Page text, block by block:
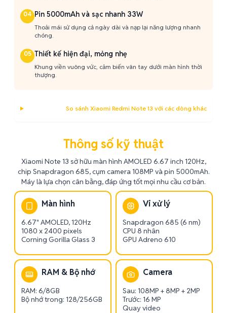
04 Pin 5000mAh và sạc nhanh 33W
Thoải mái sử dụng cả ngày dài và nạp lại năng lượng nhanh
chóng.
05 Thiết kế hiện đại, mỏng nhẹ
Khung viền vuông vức, cảm biến vân tay dưới màn hình thời
thượng.
So sánh Xiaomi Redmi Note 13 với các dòng khác
Thông số kỹ thuật
Xiaomi Note 13 sở hữu màn hình AMOLED 6.67 inch 120Hz,
chip Snapdragon 685, cụm camera 108MP và pin 5000mAh.
Máy là lựa chọn cân bằng, đáp ứng tốt mọi nhu cầu cơ bản.
Màn hình
6.67" AMOLED, 120Hz
1080 x 2400 pixels
Corning Gorilla Glass 3
Vi xử lý
Snapdragon 685 (6 nm)
CPU 8 nhân
GPU Adreno 610
RAM & Bộ nhớ
RAM: 6/8GB
Bộ nhớ trong: 128/256GB
Camera
Sau: 108MP + 8MP + 2MP
Trước: 16 MP
Quay video